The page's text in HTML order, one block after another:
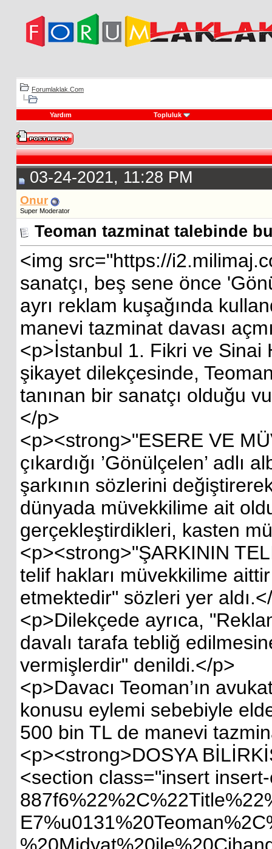
Forumlaklak.Com
Yardım Topluluk
03-24-2021, 11:28 PM
Onur
Super Moderator
Teoman tazminat talebinde
<img src="https://
sanatçı, beş sene önce
ayrı reklam kuşağında
manevi tazminat davası
<p>İstanbul 1. Fikri ve Sinai
şikayet dilekçesinde,
tanınan bir sanatçı olduğu
</p>
<p><strong>"ESERE VE
çıkardığı ’Gönülçelen’ adlı
şarkının sözlerini
dünyada müvekkilime ait
gerçekleştirdikleri, kasten
<p><strong>"ŞARKININ
telif hakları müvekkilime
etmektedir" sözleri yer aldı.</
<p>Dilekçede ayrıca,
davalı tarafa tebliğ
vermişlerdir" denildi.</p>
<p>Davacı Teoman’ın
konusu eylemi sebebiyle elde
500 bin TL de manevi
<p><strong>DOSYA
<section class="insert insert-